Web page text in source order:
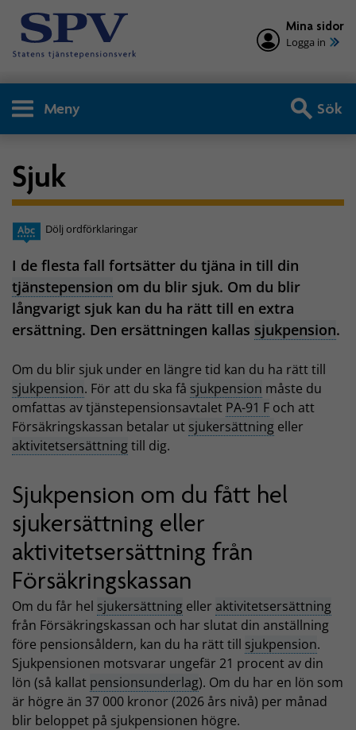
Mina sidor
Logga in
Meny Sök
Sjuk
Dölj ordförklaringar
I de flesta fall fortsätter du tjäna in till din
tjänstepension om du blir sjuk. Om du blir
långvarigt sjuk kan du ha rätt till en extra
ersättning. Den ersättningen kallas sjukpension.
Om du blir sjuk under en längre tid kan du ha rätt till
sjukpension. För att du ska få sjukpension måste du
omfattas av tjänstepensionsavtalet PA-91 F och att
Försäkringskassan betalar ut sjukersättning eller
aktivitetsersättningtill dig.
Sjukpension om du fått hel
sjukersättning eller
aktivitetsersättning från
Försäkringskassan
Om du får hel sjukersättning eller aktivitetsersättning
från Försäkringskassan och har slutat din anställning
före pensionsåldern, kan du ha rätt till sjukpension.
Sjukpensionen motsvarar ungefär 21 procent av din
lön (så kallat pensionsunderlag). Om du har en lön som
är högre än 37 000 kronor (2026 års nivå) per månad
blir beloppet på sjukpensionen högre.